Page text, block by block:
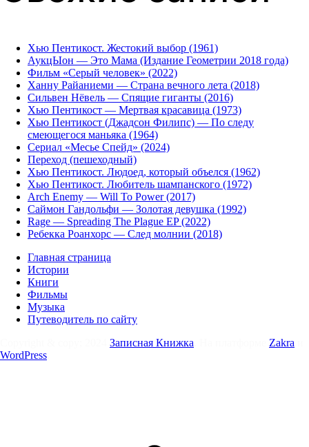
Хью Пентикост. Жестокий выбор (1961)
АукцЫон — Это Мама (Издание Геометрии 2018 года)
Фильм «Серый человек» (2022)
Ханну Райаниеми — Страна вечного лета (2018)
Сильвен Нёвель — Спящие гиганты (2016)
Хью Пентикост — Мертвая красавица (1973)
Хью Пентикост (Джадсон Филипс) — По следу
смеющегося маньяка (1964)
Сериал «Месье Спейд» (2024)
Переход (пешеходный)
Хью Пентикост. Людоед, который объелся (1962)
Хью Пентикост. Любитель шампанского (1972)
Arch Enemy — Will To Power (2017)
Саймон Гандольфи — Золотая девушка (1992)
Rage — Spreading The Plague EP (2022)
Ребекка Роанхорс — След молнии (2018)
Главная страница
Истории
Книги
Фильмы
Музыка
Путеводитель по сайту
Записная Книжка Zakra
WordPress